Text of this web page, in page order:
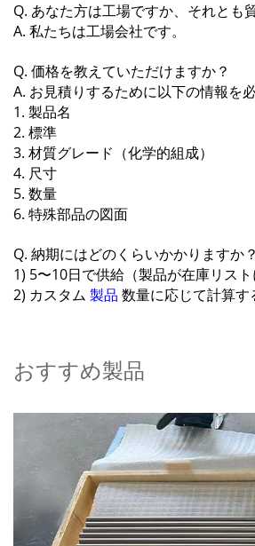
Q. あなた方は工場ですか、それとも
A. 私たちは工場会社です。
Q. 価格を教えていただけますか？
A. お見積りするために以下の情報を
1. 製品名
2. 標準
3. 材質グレード（化学的組成）
4. 尺寸
5. 数量
6. 特殊部品の図面
Q. 納期にはどのくらいかかりますか？
1) 5〜10日で供給（製品が在庫リスト
2) カスタム 製品 数量に応じて計算
おすすめ製品